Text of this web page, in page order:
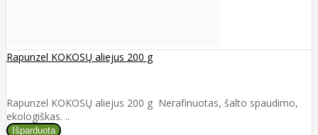
Rapunzel KOKOSŲ aliejus 200 g
Rapunzel KOKOSŲ aliejus 200 g Nerafinuotas, šalto spaudimo,
ekologiškas. ..